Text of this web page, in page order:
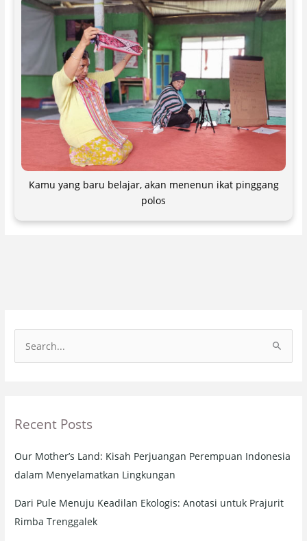
Kamu yang baru belajar, akan menenun ikat pinggang
polos
e
c
f
o
Recent Posts
Our Mother’s Land: Kisah Perjuangan Perempuan Indonesia
dalam Menyelamatkan Lingkungan
Dari Pule Menuju Keadilan Ekologis: Anotasi untuk Prajurit
Rimba Trenggalek